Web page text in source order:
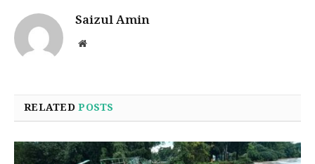
Saizul Amin
Website
RELATEDPOSTS